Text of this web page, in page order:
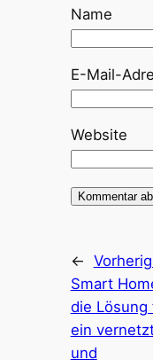
Name
E-Mail-
Website
←
Smart
die Lösung
ein
und